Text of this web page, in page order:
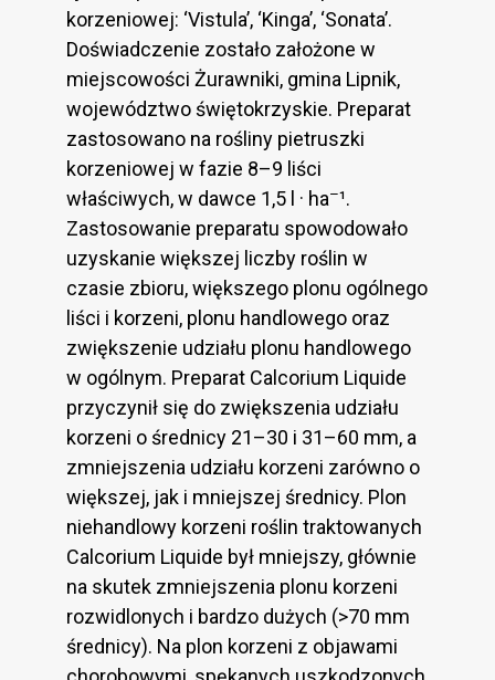
korzeniowej: ‘Vistula’, ‘Kinga’, ‘Sonata’.
Doświadczenie zostało założone w
miejscowości Żurawniki, gmina Lipnik,
województwo świętokrzyskie. Preparat
zastosowano na rośliny pietruszki
korzeniowej w fazie 8–9 liści
właściwych, w dawce 1,5 l · ha–¹.
Zastosowanie preparatu spowodowało
uzyskanie większej liczby roślin w
czasie zbioru, większego plonu ogólnego
liści i korzeni, plonu handlowego oraz
zwiększenie udziału plonu handlowego
w ogólnym. Preparat Calcorium Liquide
przyczynił się do zwiększenia udziału
korzeni o średnicy 21–30 i 31–60 mm, a
zmniejszenia udziału korzeni zarówno o
większej, jak i mniejszej średnicy. Plon
niehandlowy korzeni roślin traktowanych
Calcorium Liquide był mniejszy, głównie
na skutek zmniejszenia plonu korzeni
rozwidlonych i bardzo dużych (>70 mm
średnicy). Na plon korzeni z objawami